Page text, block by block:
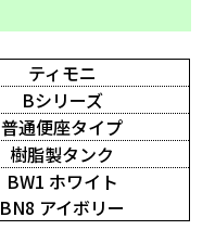
ティモニ
Bシリーズ
普通便座タイプ
樹脂製タンク
BW1 ホワイト
BN8 アイボリー